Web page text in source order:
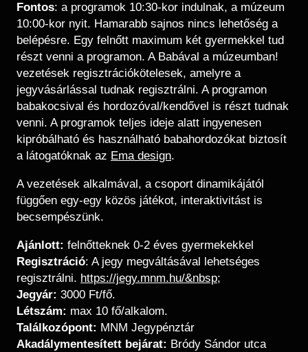
Fontos: a programok 10:30-kor indulnak, a múzeum
10:00-kor nyit. Hamarabb sajnos nincs lehetőség a
belépésre. Egy felnőtt maximum két gyermekkel tud
részt venni a programon. A Babával a múzeumban!
vezetések regisztrációkötelesek, amelyre a
jegyvásárlással tudnak regisztrálni. A programon
babakocsival és hordozóval/kendővel is részt tudnak
venni. A programok teljes ideje alatt ingyenesen
kipróbálható és használható babahordozókat biztosít
a látogatóknak az Ema design.
A vezetések alkalmával, a csoport dinamikájától
függően egy-egy közös játékot, interaktivitást is
becsempészünk.
Ajánlott: felnőtteknek 0-2 éves gyermekekkel
Regisztráció: A jegy megváltásával lehetséges
regisztrálni. https://jegy.mnm.hu/&nbsp;
Jegyár: 3000 Ft/fő.
Létszám: max 10 fő/alkalom.
Találkozópont: MNM Jegypénztár
Akadálymentesített bejárat: Bródy Sándor utca